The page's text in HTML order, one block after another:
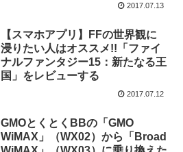
2017.07.13
【スマホアプリ】FFの世界観に
浸りたい人はオススメ!!「ファイ
ナルファンタジー15：新たなる王
国」をレビューする
2017.07.12
GMOとくとくBBの「GMO
WiMAX」（WX02）から「Broad